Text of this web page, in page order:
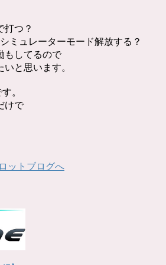
打つ？
ミュレーターモード解放する？
もしてるので
と思います。
。
けで